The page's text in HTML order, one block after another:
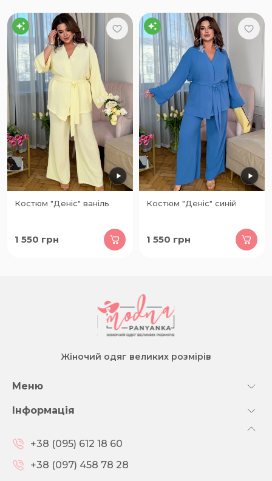
Костюм "Деніс" ваніль
1 550 грн
Костюм "Деніс" синій
1 550 грн
Жіночий одяг великих розмірів
Меню
Інформація
+38 (095) 612 18 60
+38 (097) 458 78 28